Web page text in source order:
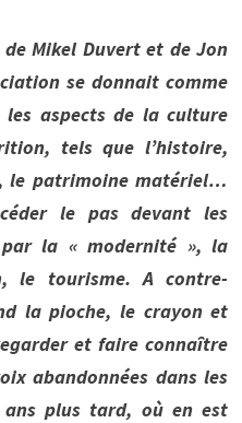
Mikel Duvert et de Jon
se donnait comme
aspects de la culture
tels que l’histoire,
le patrimoine matériel…
le pas devant les
par la « modernité », la
le tourisme. A contre-
la pioche, le crayon et
et faire connaître
abandonnées dans les
ans plus tard, où en est